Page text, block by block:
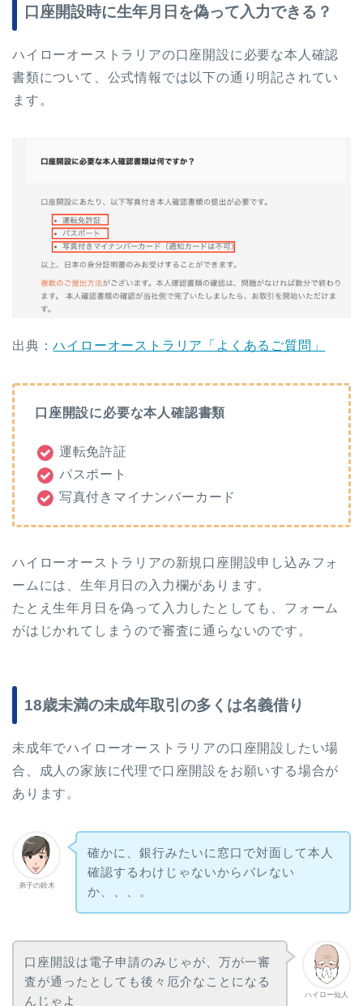
口座開設時に生年月日を偽って入力できる？
ハイローオーストラリアの口座開設に必要な本人確認
書類について、公式情報では以下の通り明記されてい
ます。
出典：ハイローオーストラリア「よくあるご質問」
口座開設に必要な本人確認書類
運転免許証
パスポート
写真付きマイナンバーカード
ハイローオーストラリアの新規口座開設申し込みフォ
ームには、生年月日の入力欄があります。
たとえ生年月日を偽って入力したとしても、フォーム
がはじかれてしまうので審査に通らないのです。
18歳未満の未成年取引の多くは名義借り
未成年でハイローオーストラリアの口座開設したい場
合、成人の家族に代理で口座開設をお願いする場合が
あります。
弟子の鈴木
確かに、銀行みたいに窓口で対面して本人
確認するわけじゃないからバレない
か、、、。
ハイロー仙人
口座開設は電子申請のみじゃが、万が一審
査が通ったとしても後々厄介なことになる
んじゃよ